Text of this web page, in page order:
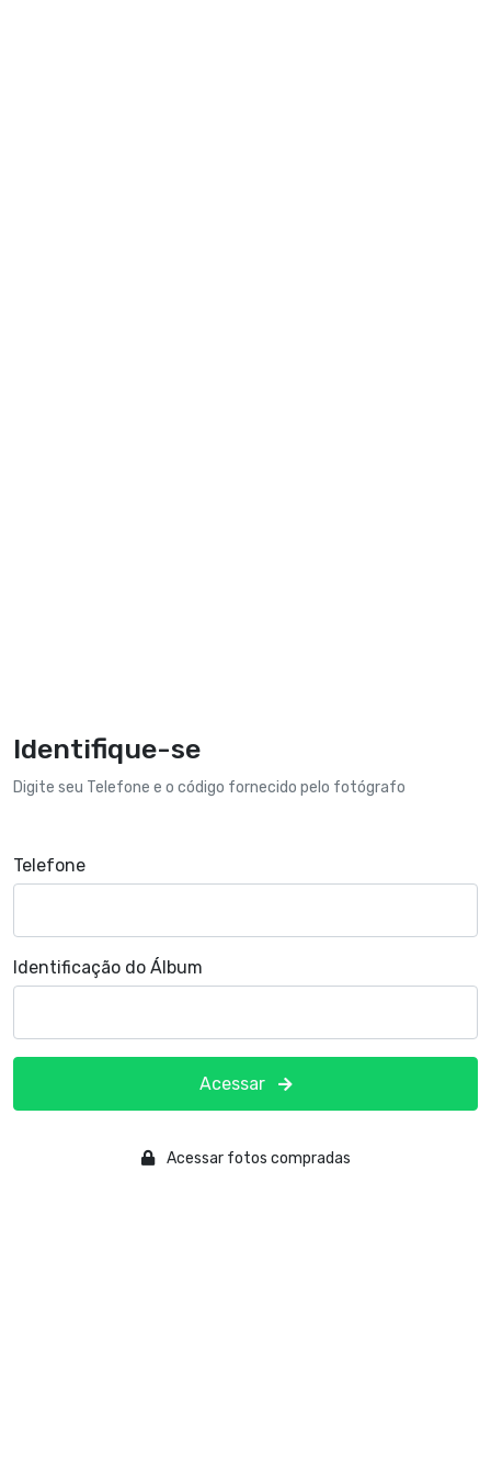
Identifique-se
Digite seu Telefone e o código fornecido pelo fotógrafo
Telefone
Identificação do Álbum
Acessar
Acessar fotos compradas